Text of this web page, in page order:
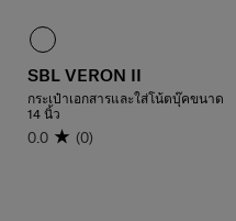
SBL VERON II
กระเป๋าเอกสารและใส่โน้ตบุ๊คขนาด
14 นิ้ว
0.0 (0)